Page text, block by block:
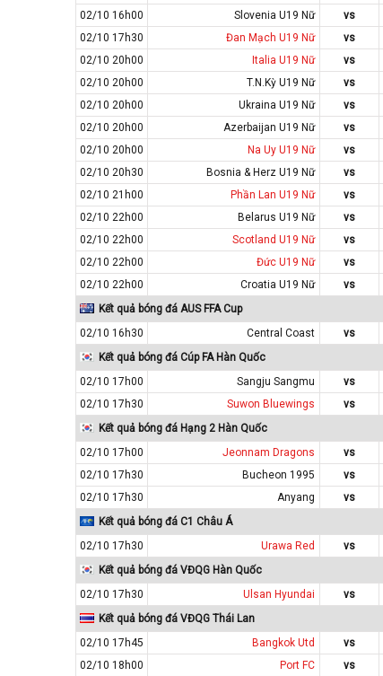
02/10 16h00
Slovenia U19 Nữ vs
02/10 17h30
Đan Mạch U19 Nữ vs
02/10 20h00
Italia U19 Nữ vs
02/10 20h00
T.N.Kỳ U19 Nữ vs
02/10 20h00
Ukraina U19 Nữ vs
02/10 20h00
Azerbaijan U19 Nữ vs
02/10 20h00
Na Uy U19 Nữ vs
02/10 20h30
Bosnia & Herz U19 Nữ vs
02/10 21h00
Phần Lan U19 Nữ vs
02/10 22h00
Belarus U19 Nữ vs
02/10 22h00
Scotland U19 Nữ vs
02/10 22h00
Đức U19 Nữ vs
02/10 22h00
Croatia U19 Nữ vs
Kết quả bóng đá AUS FFA Cup
02/10 16h30
Central Coast vs
Kết quả bóng đá Cúp FA Hàn Quốc
02/10 17h00
Sangju Sangmu vs
02/10 17h30
Suwon Bluewings vs
Kết quả bóng đá Hạng 2 Hàn Quốc
02/10 17h00
Jeonnam Dragons vs
02/10 17h30
Bucheon 1995 vs
02/10 17h30
Anyang vs
Kết quả bóng đá C1 Châu Á
02/10 17h30
Urawa Red vs
Kết quả bóng đá VĐQG Hàn Quốc
02/10 17h30
Ulsan Hyundai vs
Kết quả bóng đá VĐQG Thái Lan
02/10 17h45
Bangkok Utd vs
02/10 18h00
Port FC vs